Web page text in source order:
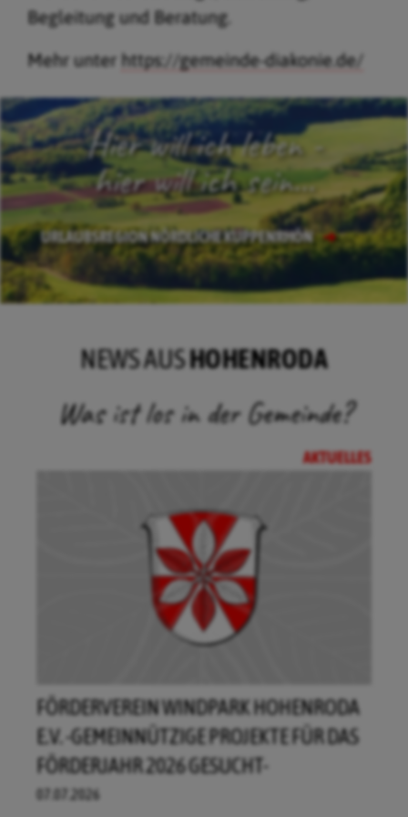
Begleitung und Beratung.
Mehr unter https://gemeinde-diakonie.de/
Hier will ich leben -
hier will ich sein...
URLAUBSREGION NÖRDLICHE KUPPENRHÖN
NEWS AUSHOHENRODA
Was ist los in der Gemeinde?
AKTUELLES
FÖRDERVEREIN WINDPARK HOHENRODA
E.V. -GEMEINNÜTZIGE PROJEKTE FÜR DAS
FÖRDERJAHR 2026 GESUCHT-
07.07.2026